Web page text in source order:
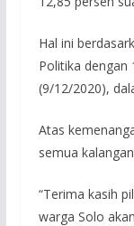
Hal ini
Politika dengan
(9/12/2020),
Atas
semua
“Terima kasih
warga Solo